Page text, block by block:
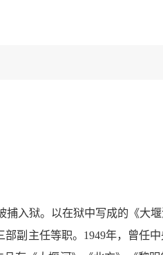
捕入狱。以在狱中写成的《
副主任等职。1949年，曾任